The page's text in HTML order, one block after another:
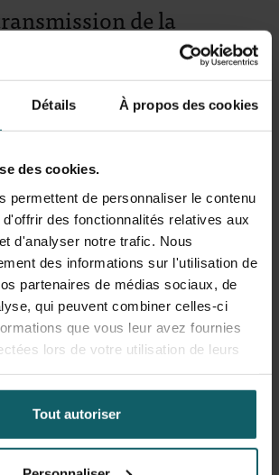
Détails À propos des cookies
des cookies.
permettent de personnaliser le contenu
des fonctionnalités relatives aux
d'analyser notre trafic. Nous
des informations sur l'utilisation de
partenaires de médias sociaux, de
qui peuvent combiner celles-ci
que vous leur avez fournies
lors de votre utilisation de leurs
Tout autoriser
de la
humaine Africaine
(StrogHAT)
en améliorant l'acceptabilité et
StrogHAT contribuera à atteindre
de cette maladie d'ici 2030.